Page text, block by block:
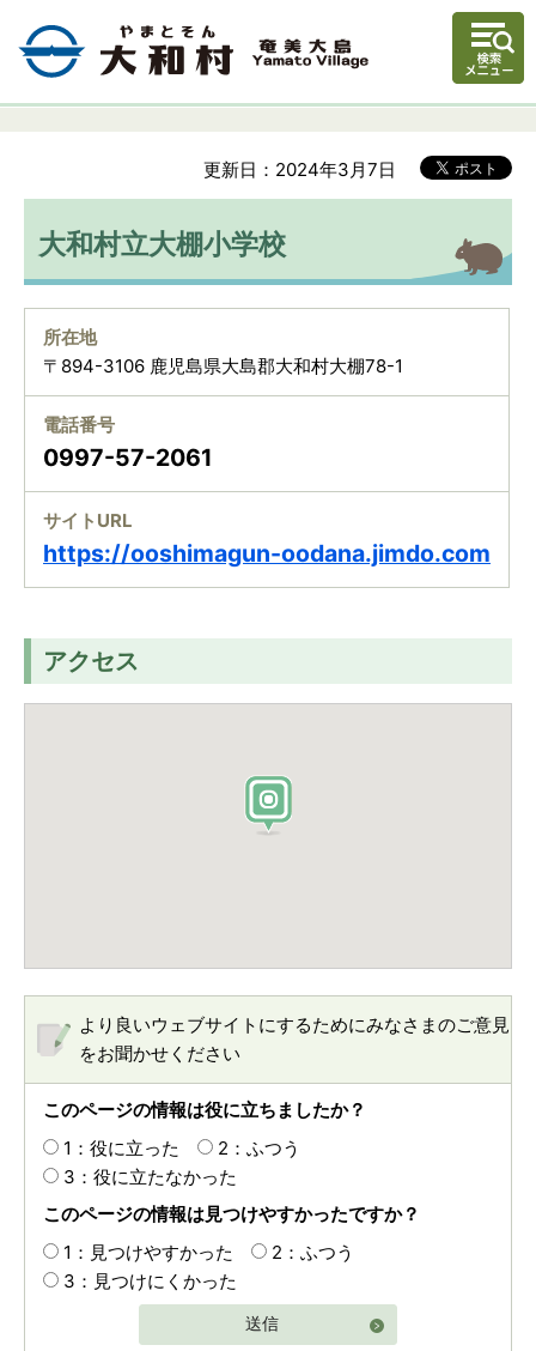
更新日：2024年3月7日
大和村立大棚小学校
所在地
〒894-3106 鹿児島県大島郡大和村大棚78-1
電話番号
0997-57-2061
サイトURL
https://ooshimagun-oodana.jimdo.com
アクセス
より良いウェブサイトにするためにみなさまのご意見
をお聞かせください
このページの情報は役に立ちましたか？
1：役に立った
2：ふつう
3：役に立たなかった
このページの情報は見つけやすかったですか？
1：見つけやすかった
2：ふつう
3：見つけにくかった
送信